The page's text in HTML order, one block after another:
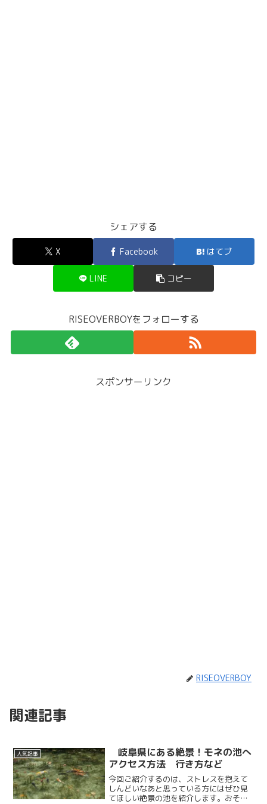
シェアする
X Facebook はてブ
LINE コピー
RISEOVERBOYをフォローする
スポンサーリンク
RISEOVERBOY
関連記事
人気記事
岐阜県にある絶景！モネの池へ
アクセス方法 行き方など
今回ご紹介するのは、ストレスを抱えて
しんどいなあと思っている方にはぜひ見
てほしい絶景の池を紹介します。おそら